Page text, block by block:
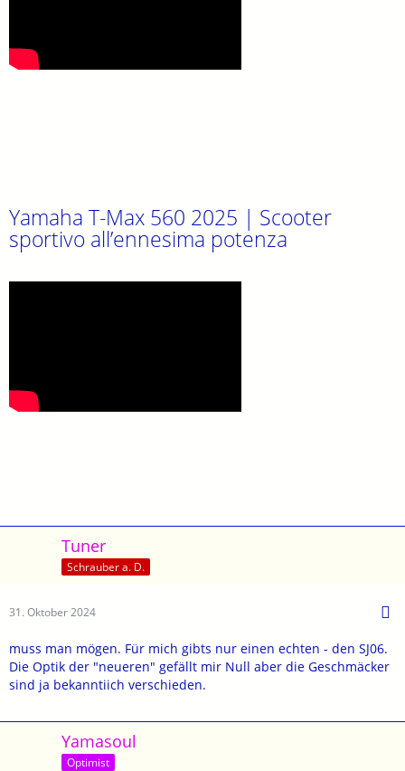
Yamaha T-Max 560 2025 | Scooter
sportivo all’ennesima potenza
Tuner
Schrauber a. D.
31. Oktober 2024
muss man mögen. Für mich gibts nur einen echten - den SJ06.
Die Optik der "neueren" gefällt mir Null aber die Geschmäcker
sind ja bekanntiich verschieden.
Yamasoul
Optimist